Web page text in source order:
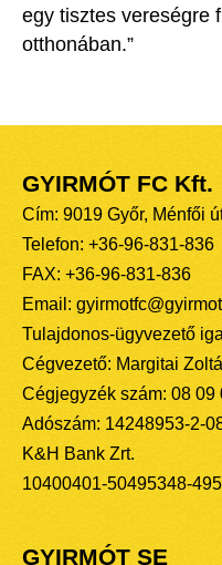
egy tisztes vereségre
otthonában.”
GYIRMÓT FC Kft.
Cím: 9019 Győr, Ménfői
Telefon: +36-96-831-836
FAX: +36-96-831-836
Email:
Tulajdonos-ügyvezető
Cégvezető: Margitai
Cégjegyzék szám: 08 09
Adószám: 14248953-2-
K&H Bank Zrt.
10400401-50495348-
GYIRMÓT SE